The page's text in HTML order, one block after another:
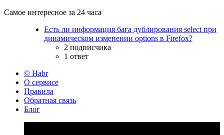
Самое интересное за 24 часа
Есть ли информация бага дублирования select при
динамическом изменении options в Firefox?
2 подписчика
1 ответ
© Habr
О сервисе
Правила
Обратная связь
Блог